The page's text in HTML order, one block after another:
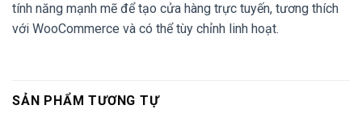
tính năng mạnh mẽ để tạo cửa hàng trực tuyến, tương thích
với WooCommerce và có thể tùy chỉnh linh hoạt.
SẢN PHẨM TƯƠNG TỰ